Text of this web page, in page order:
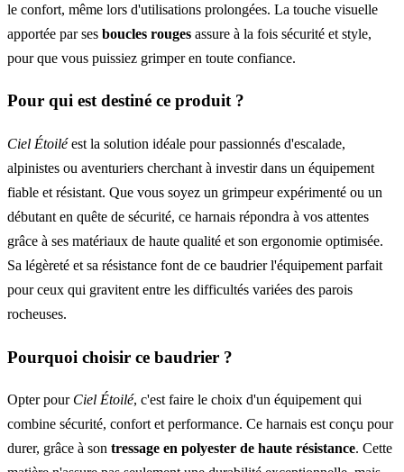
le confort, même lors d'utilisations prolongées. La touche visuelle
apportée par ses boucles rouges assure à la fois sécurité et style,
pour que vous puissiez grimper en toute confiance.
Pour qui est destiné ce produit ?
Ciel Étoiléest la solution idéale pour passionnés d'escalade,
alpinistes ou aventuriers cherchant à investir dans un équipement
fiable et résistant. Que vous soyez un grimpeur expérimenté ou un
débutant en quête de sécurité, ce harnais répondra à vos attentes
grâce à ses matériaux de haute qualité et son ergonomie optimisée.
Sa légèreté et sa résistance font de ce baudrier l'équipement parfait
pour ceux qui gravitent entre les difficultés variées des parois
rocheuses.
Pourquoi choisir ce baudrier ?
Opter pour Ciel Étoilé, c'est faire le choix d'un équipement qui
combine sécurité, confort et performance. Ce harnais est conçu pour
durer, grâce à son tressage en polyester de haute résistance. Cette